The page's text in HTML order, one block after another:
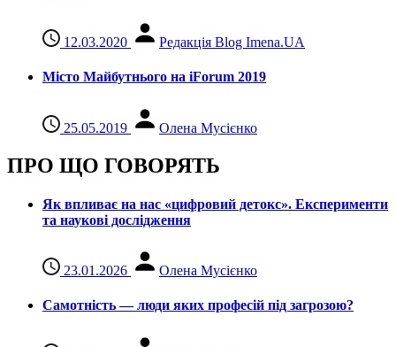
12.03.2020 Редакція Blog Imena.UA
Місто Майбутнього на iForum 2019
25.05.2019 Олена Мусієнко
ПРО ЩО ГОВОРЯТЬ
Як впливає на нас «цифровий детокс». Експерименти
та наукові дослідження
23.01.2026 Олена Мусієнко
Самотність — люди яких професій під загрозою?